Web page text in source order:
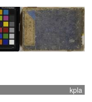
kpla